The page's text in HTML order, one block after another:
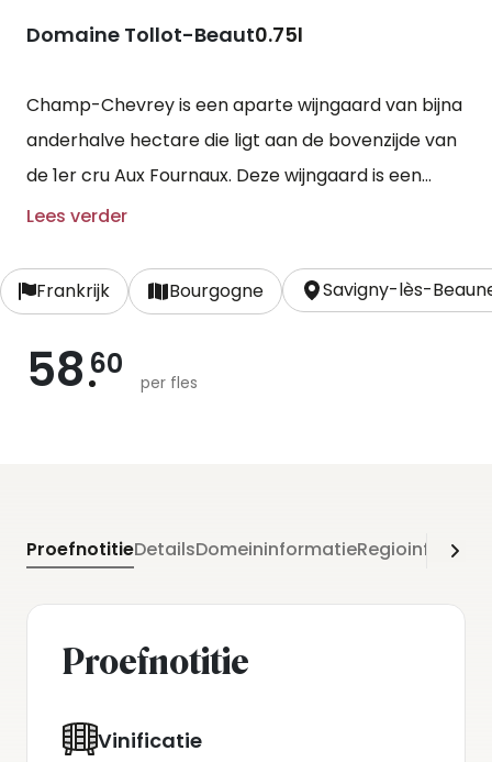
Domaine Tollot-Beaut0.75l
Champ-Chevrey is een aparte wijngaard van bijna
anderhalve hectare die ligt aan de bovenzijde van
de 1er cru Aux Fournaux. Deze wijngaard is een
monopole, een wijngaard met slechts één
vanwege het geldende erfrecht niet heel
gebruikelijk is.
Lees verder
Frankrijk Bourgogne Savigny-lès-
58 60
per fles
ProefnotitieDetailsDomeininformatie
Proefnotitie
Vinificatie